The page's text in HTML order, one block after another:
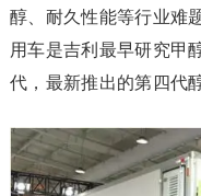
醇、耐久性能等行业难
用车是吉利最早研究甲
代，最新推出的第四代